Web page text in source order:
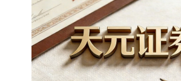
上证综指 3940.04